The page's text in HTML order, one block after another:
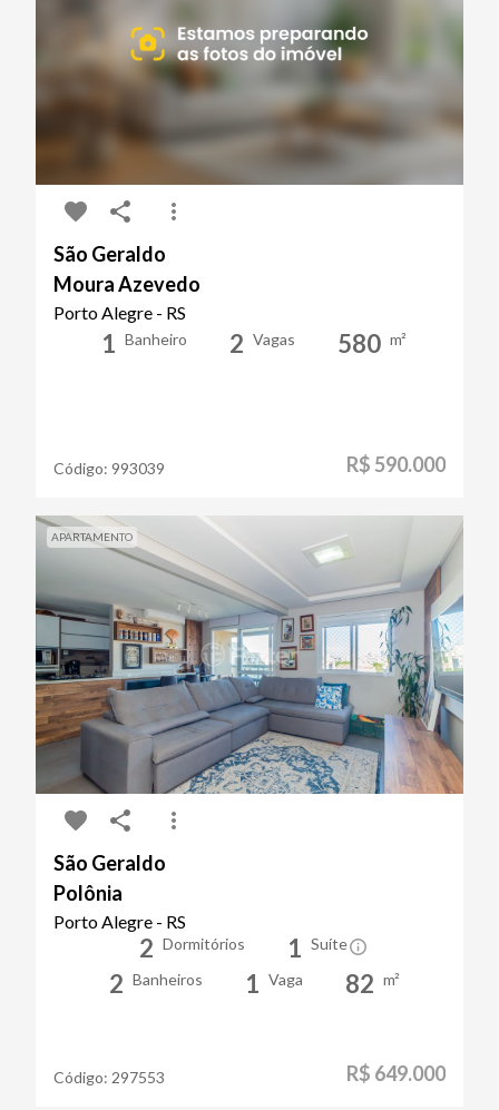
São Geraldo
Moura Azevedo
Porto Alegre - RS
1 Banheiro 2 Vagas 580 m²
Código: 993039 R$ 590.000
APARTAMENTO
São Geraldo
Polônia
Porto Alegre - RS
2 Dormitórios 1 Suíte
2 Banheiros 1 Vaga 82 m²
Código: 297553 R$ 649.000